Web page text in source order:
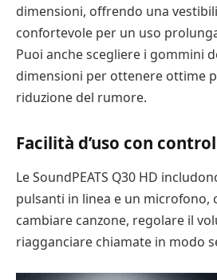
dimensioni, offrendo una
confortevole per un uso
Puoi anche scegliere i gommini
dimensioni per ottenere ottime
riduzione del rumore.
Facilità d’uso con
Le SoundPEATS Q30 HD
pulsanti in linea e un microfono,
cambiare canzone, regolare il
riagganciare chiamate in modo